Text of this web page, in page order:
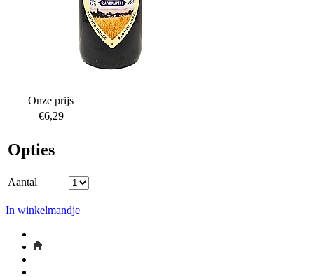
Onze prijs
€6,29
Opties
Aantal
In winkelmandje